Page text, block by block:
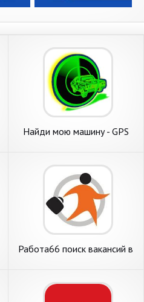
Найди мою машину - GPS
Работа66 поиск вакансий в